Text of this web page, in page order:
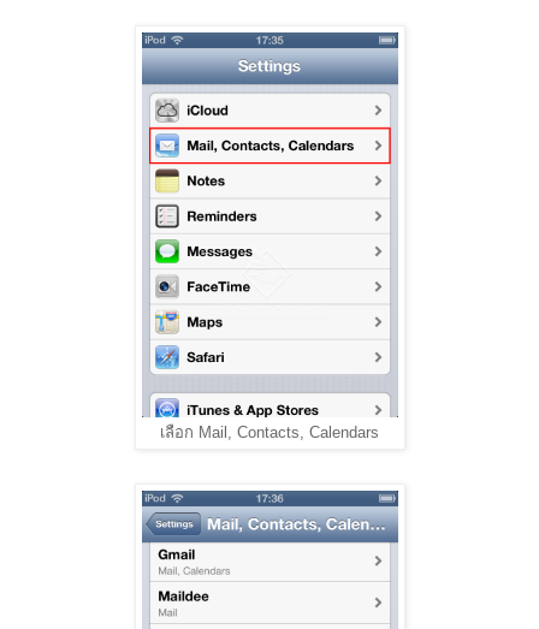
เลือก Mail, Contacts, Calendars